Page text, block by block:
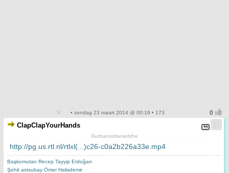
• zondag 23 maart 2014 @ 00:19 • 173
ClapClapYourHands
Gurbansoltanedzhe
http://pg.us.rtl.nl/rtlxl(...)c26-c0a2b226a33e.mp4
Başkomutan Recep Tayyip Erdoğan
Şehit astsubay Ömer Halisdemir